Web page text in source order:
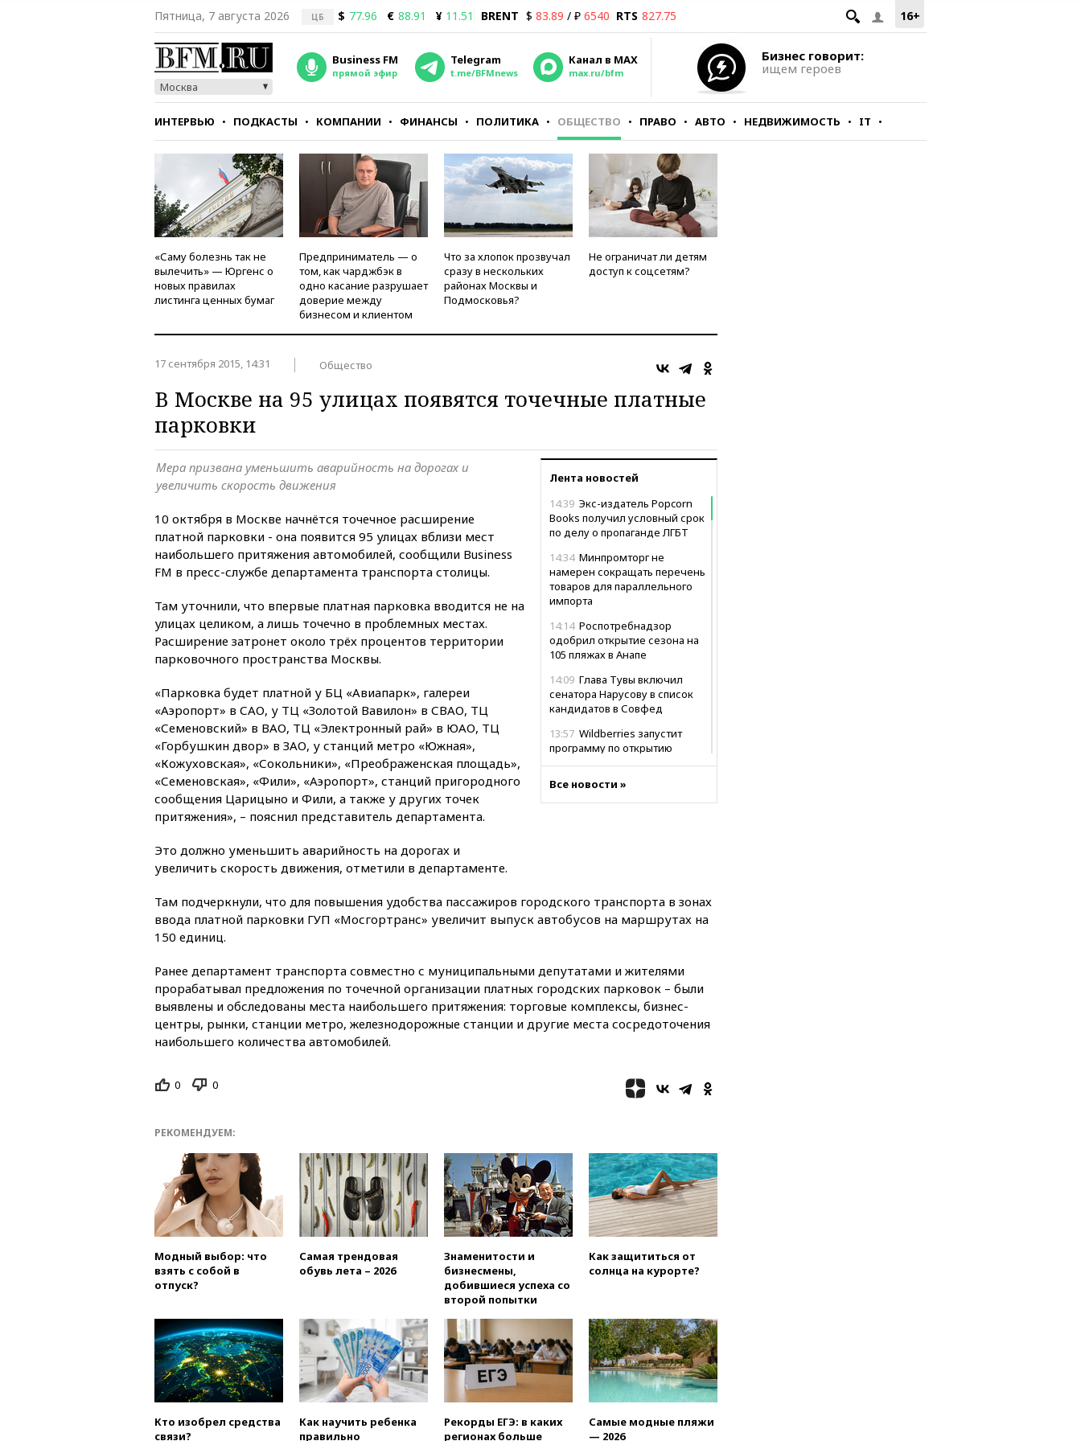
16+
Пятница, 7 августа 2026 ЦБ $ 77.96 € 88.91 ¥ 11.51 BRENT $ 83.89 / ₽ 6540 RTS 827.75
Москва
Business FM
прямой эфир
Telegram
t.me/BFMnews
Канал в MAX
max.ru/bfm
Бизнес говорит:
ищем героев
ИНТЕРВЬЮ ПОДКАСТЫ КОМПАНИИ ФИНАНСЫ ПОЛИТИКА ОБЩЕСТВО ПРАВО АВТО НЕДВИЖИМОСТЬ IT
СТИЛЬ ТЕСТЫ
«Саму болезнь так не
вылечить» — Юргенс о
новых правилах
листинга ценных бумаг
Предприниматель — о
том, как чарджбэк в
одно касание разрушает
доверие между
бизнесом и клиентом
Что за хлопок прозвучал
сразу в нескольких
районах Москвы и
Подмосковья?
Не ограничат ли детям
доступ к соцсетям?
17 сентября 2015, 14:31 Общество
В Москве на 95 улицах появятся точечные платные
парковки
Лента новостей
14:39 Экс-издатель Popcorn
Books получил условный срок
по делу о пропаганде ЛГБТ
14:34 Минпромторг не
намерен сокращать перечень
товаров для параллельного
импорта
14:14 Роспотребнадзор
одобрил открытие сезона на
105 пляжах в Анапе
14:09 Глава Тувы включил
сенатора Нарусову в список
кандидатов в Совфед
13:57 Wildberries запустит
программу по открытию
13:53 Сенаторы Аргентины
одобрили скандальный
13:16 «Родина» просит
Верховный суд снять «Яблоко»
президентом ОАЭ ситуацию в
Персидском заливе и на
Украине
13:09Суд обязал москвичку
Россия планирует
12:36
Экспорт растворимого
кофе из России достиг
рекордных показателей
12:30
Российские войска
взяли под контроль село
Анискино в Харьковской
12:15
ограничения на доступ детей
в соцсети
11:58
Резаи: Иран не допустит
открытия второго маршрута в
Ормузском проливе
Подмосковья сообщили о
Все новости »
Мера призвана уменьшить аварийность на дорогах и
увеличить скорость движения
10 октября в Москве начнётся точечное расширение
платной парковки - она появится 95 улицах вблизи мест
наибольшего притяжения автомобилей, сообщили Business
FM в пресс-службе департамента транспорта столицы.
Там уточнили, что впервые платная парковка вводится не на
улицах целиком, а лишь точечно в проблемных местах.
Расширение затронет около трёх процентов территории
парковочного пространства Москвы.
«Парковка будет платной у БЦ «Авиапарк», галереи
«Аэропорт» в САО, у ТЦ «Золотой Вавилон» в СВАО, ТЦ
«Семеновский» в ВАО, ТЦ «Электронный рай» в ЮАО, ТЦ
«Горбушкин двор» в ЗАО, у станций метро «Южная»,
«Кожуховская», «Сокольники», «Преображенская площадь»,
«Семеновская», «Фили», «Аэропорт», станций пригородного
сообщения Царицыно и Фили, а также у других точек
притяжения», – пояснил представитель департамента.
Это должно уменьшить аварийность на дорогах и
увеличить скорость движения, отметили в департаменте.
Там подчеркнули, что для повышения удобства пассажиров городского транспорта в зонах
ввода платной парковки ГУП «Мосгортранс» увеличит выпуск автобусов на маршрутах на
150 единиц.
Ранее департамент транспорта совместно с муниципальными депутатами и жителями
прорабатывал предложения по точечной организации платных городских парковок – были
выявлены и обследованы места наибольшего притяжения: торговые комплексы, бизнес-
центры, рынки, станции метро, железнодорожные станции и другие места сосредоточения
наибольшего количества автомобилей.
0 0
РЕКОМЕНДУЕМ:
Модный выбор: что
взять с собой в
отпуск?
Самая трендовая
обувь лета – 2026
Знаменитости и
бизнесмены,
добившиеся успеха со
второй попытки
Как защититься от
солнца на курорте?
Кто изобрел средства
связи?
Как научить ребенка
правильно
Рекорды ЕГЭ: в каких
регионах больше
Самые модные пляжи
— 2026